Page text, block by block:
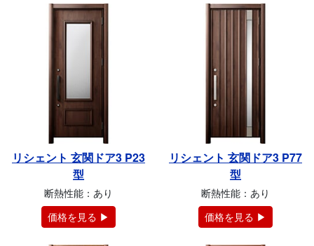
リシェント 玄関ドア3 P23
型
断熱性能：あり
価格を見る ▶
リシェント 玄関ドア3 P77
型
断熱性能：あり
価格を見る ▶